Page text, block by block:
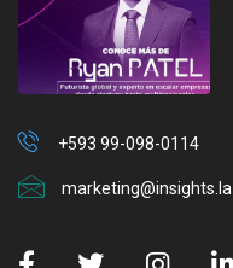
+593 99-098-0114
marketing@insights.la